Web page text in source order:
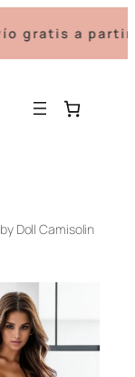
a partir de
Doll Camisolin